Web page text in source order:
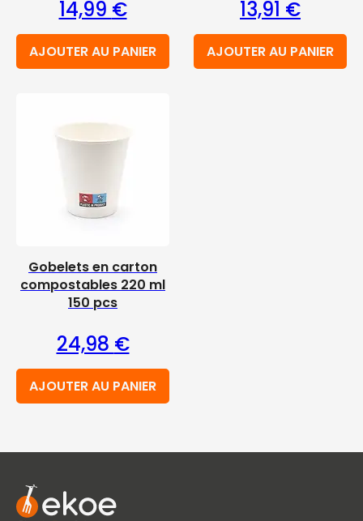
14,99 €
AJOUTER AU PANIER
13,91 €
AJOUTER AU PANIER
Gobelets en carton
compostables 220 ml
150 pcs
24,98 €
AJOUTER AU PANIER